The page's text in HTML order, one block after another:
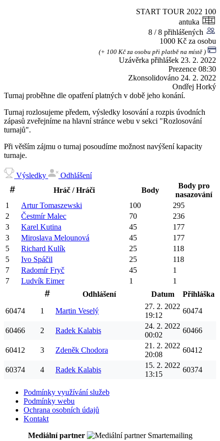
START TOUR 2022 100
antuka
8 / 8 přihlášených
1000 Kč za osobu
(+ 100 Kč za osobu při platbě na místě )
Uzávěrka přihlášek 23. 2. 2022
Prezence 08:30
Zkonsolidováno 24. 2. 2022
Ondřej Horký
Turnaj proběhne dle opatření platných v době jeho konání.
Turnaj rozlosujeme předem, výsledky losování a rozpis úvodních
zápasů zveřejníme na hlavní stránce webu v sekci "Rozlosování
turnajů".
Při větším zájmu o turnaj posoudíme možnost navýšení kapacity
turnaje.
Výsledky
Odhlášení
Hráč / Hráči
Body
Body pro
nasazování
1
Artur Tomaszewski 100
295
2
Čestmír Malec 70
236
3
Karel Kutina 45
177
3
Miroslava Melounová 45
177
5
Richard Kulík 25
118
5
Ivo Spáčil 25
118
7
Radomír Fryč 45
1
7
Ludvík Eimer 1
1
Odhlášení
Datum
Přihláška
60474
1 Martin Veselý
27. 2. 2022
19:12
60474
60466 2 Radek Kalabis
24. 2. 2022
00:02
60466
60412 3 Zdeněk Chodora
21. 2. 2022
20:08
60412
60374 4 Radek Kalabis
15. 2. 2022
13:15
60374
Podmínky využívání služeb
Podmínky webu
Ochrana osobních údajů
Kontakt
Mediální partner